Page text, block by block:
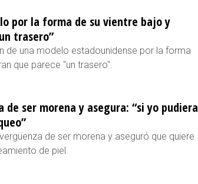
por la forma de su vientre bajo y
trasero”
de una modelo estadounidense por la forma
que parece "un trasero".
de ser morena y asegura: “si yo pudiera
de ser morena y aseguró que quiere
de piel.